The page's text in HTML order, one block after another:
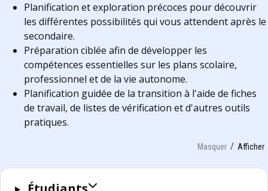
Planification et exploration précoces pour découvrir
les différentes possibilités qui vous attendent après le
secondaire.
Préparation ciblée afin de développer les
compétences essentielles sur les plans scolaire,
professionnel et de la vie autonome.
Planification guidée de la transition à l'aide de fiches
de travail, de listes de vérification et d'autres outils
pratiques.
Masquer Afficher